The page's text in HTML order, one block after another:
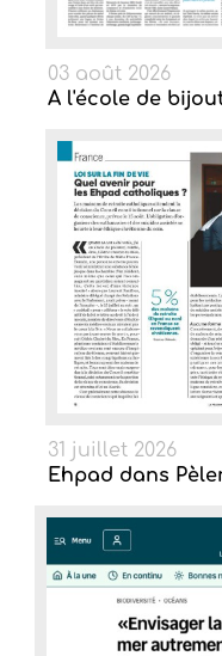
03 août 2026
A l'école de
31 juillet 2026
Ehpad dans